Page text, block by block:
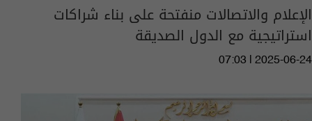
الإعلام والاتصالات منفتحة على بناء شراكات
استراتيجية مع الدول الصديقة
07:03 | 2025-06-24